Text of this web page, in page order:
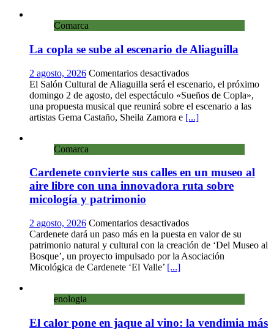
en
Centro
de
Arte
Loma
del
Olvido
Comarca
La copla se sube al escenario de Aliaguilla
2 agosto, 2026 Comentarios desactivadosen
La
copla
se
sube
El Salón Cultural de Aliaguilla será el escenario, el próximo
domingo 2 de agosto, del espectáculo «Sueños de Copla»,
una propuesta musical que reunirá sobre el escenario a las
artistas Gema Castaño, Sheila Zamora e [...]
Comarca
Cardenete convierte sus calles en un museo al
aire libre con una innovadora ruta sobre
micología y patrimonio
2 agosto, 2026 Comentarios desactivadosen
Cardenete
convierte
sus
aire
Cardenete dará un paso más en la puesta en valor de su
patrimonio natural y cultural con la creación de ‘Del Museo al
Bosque’, un proyecto impulsado por la Asociación
Micológica de Cardenete ‘El Valle’ [...]
enologia
El calor pone en jaque al vino: la vendimia más